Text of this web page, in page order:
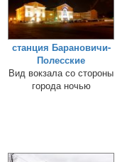
станция Барановичи-
Полесские
Вид вокзала со стороны
города ночью